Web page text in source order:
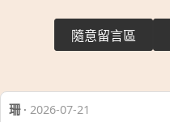
隨意留言區
珊· 2026-07-21